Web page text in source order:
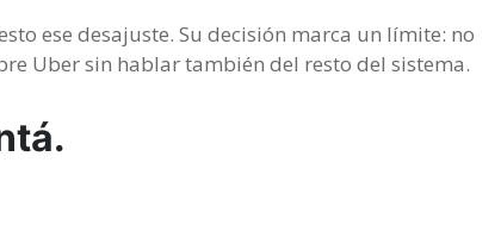
ese desajuste. Su decisión marca un límite: no
Uber sin hablar también del resto del sistema.